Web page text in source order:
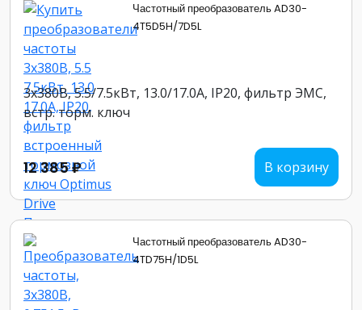
Частотный преобразователь AD30-
4T5D5H/7D5L
3х380В, 5.5/7.5кВт, 13.0/17.0А, IP20, фильтр ЭМС,
встр. торм. ключ
12 385 ₽ В корзину
Частотный преобразователь AD30-
4TD75H/1D5L